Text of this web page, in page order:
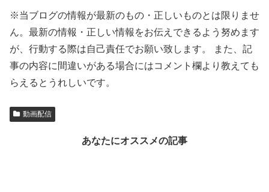
※当ブログの情報が最新のもの・正しいものとは限りませ
ん。最新の情報・正しい情報をお伝えできるよう努めます
が、行動する際は自己責任でお願い致します。 また、記
事の内容に間違いがある場合にはコメント欄より教えても
らえるとうれしいです。
動画配信
あなたにオススメの記事